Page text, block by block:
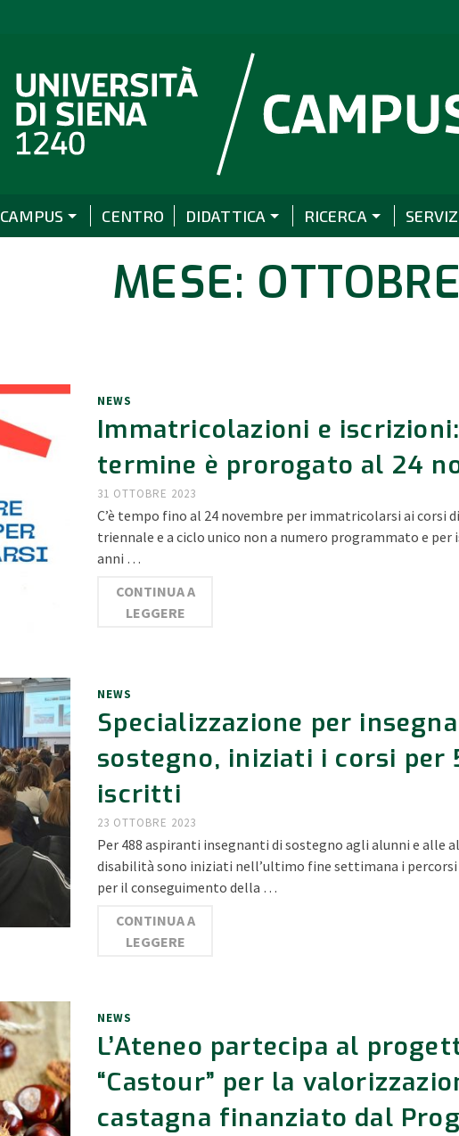
CAMPUS CENTRO DIDATTICA RICERCA
MESE:
NEWS
Immatricolazioni e
termine è prorogato al 24
31 OTTOBRE 2023
C’è tempo fino al 24 novembre per immatricolarsi ai corsi
triennale e a ciclo unico non a numero programmato e per
anni …
CONTINUA A
LEGGERE
NEWS
Specializzazione per
sostegno, iniziati i corsi per
iscritti
23 OTTOBRE 2023
Per 488 aspiranti insegnanti di sostegno agli alunni e alle
disabilità sono iniziati nell’ultimo fine settimana i
per il conseguimento della …
CONTINUA A
LEGGERE
NEWS
L’Ateneo partecipa al
“Castour” per la
castagna finanziato dal